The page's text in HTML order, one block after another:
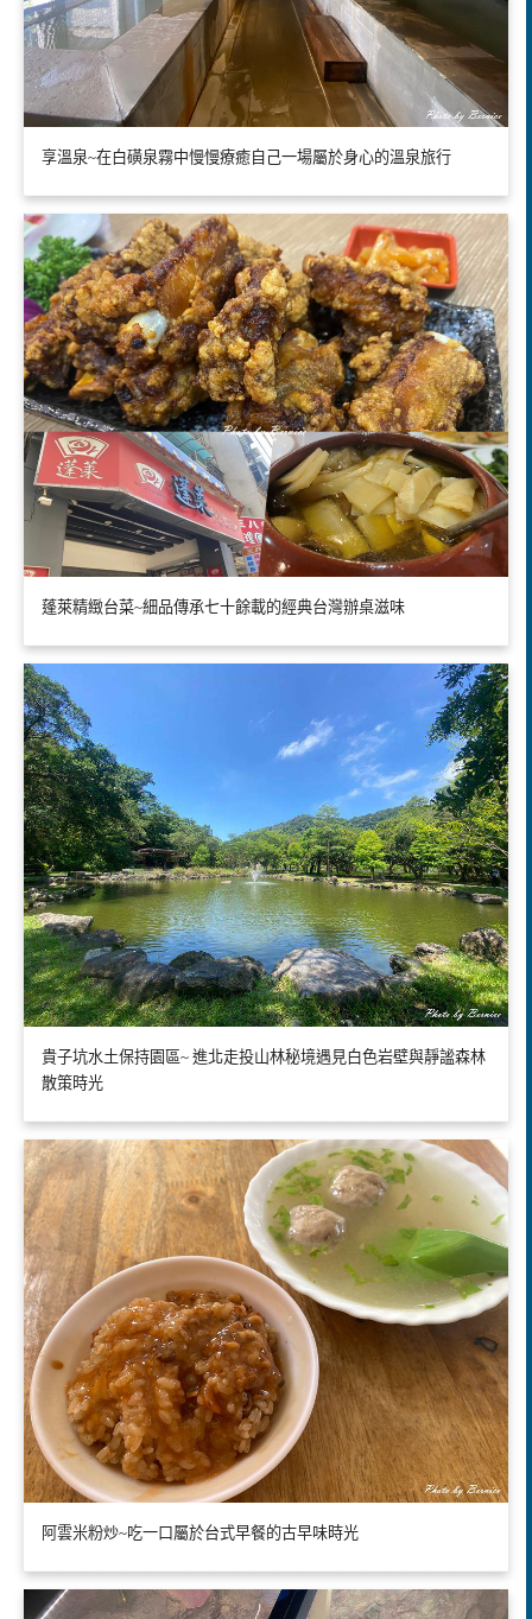
享溫泉~在白磺泉霧中慢慢療癒自己一場屬於身心的溫泉旅行
蓬萊精緻台菜~細品傳承七十餘載的經典台灣辦桌滋味
貴子坑水土保持園區~ 進北走投山林秘境遇見白色岩壁與靜謐森林
散策時光
阿雲米粉炒~吃一口屬於台式早餐的古早味時光